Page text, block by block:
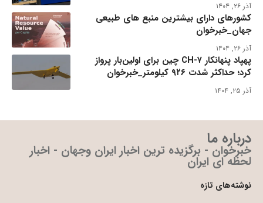
آذر ۲۶, ۱۴۰۴
کشورهای دارای بیشترین منبع های طبیعی
جهان_خبرخوان
آذر ۲۶, ۱۴۰۴
پهپاد پنهانکار CH-۷ چین برای اولین‌بار پرواز
کرد؛ حداکثر شدت ۹۲۶ کیلومتر_خبرخوان
آذر ۲۵, ۱۴۰۴
درباره ما
خبرخوان - برگزیده ترین اخبار ایران وجهان - اخبار
لحظه ای ایران
نوشته‌های تازه